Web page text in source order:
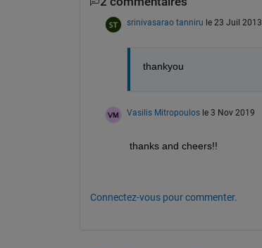
srinivasarao tanniru le 23 Juil 2013
thankyou
Vasilis Mitropoulos le 3 Nov 2019
thanks and cheers!!
Connectez-vous pour commenter.